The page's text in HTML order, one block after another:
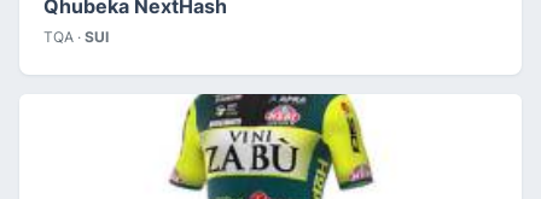
Qhubeka NextHash
TQA · SUI